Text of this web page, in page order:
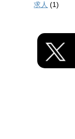
求人 (1)